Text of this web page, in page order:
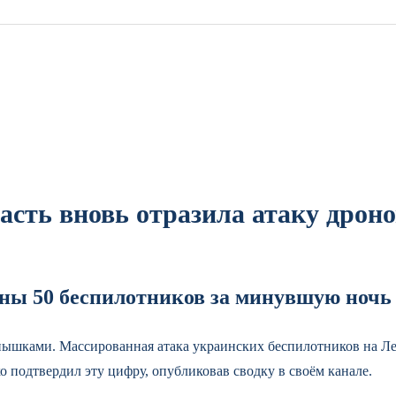
вновь отразила атаку
50 беспилотников за минувшую ночь
Массированная атака украинских беспилотников на
эту цифру, опубликовав сводку в своём канале.